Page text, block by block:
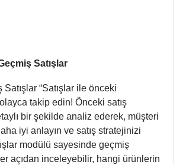
Satışlar
Satışlar “Satışlar ile önceki
takip edin! Önceki satış
bir şekilde analiz ederek, müşteri
iyi anlayın ve satış stratejinizi
modülü sayesinde geçmiş
açıdan inceleyebilir, hangi ürünlerin